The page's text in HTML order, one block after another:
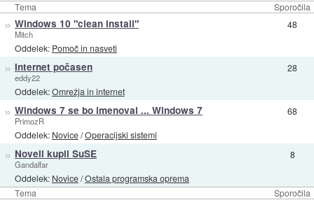
Tema Sporočila
Tema Sporočila
» Windows 10 "clean install"
Mitch
Oddelek: Pomoč in nasveti
48
» Internet počasen
eddy22
Oddelek:Omrežja in internet
28
» Windows 7 se bo imenoval ... Windows 7
PrimozR
Oddelek: Novice/Operacijski sistemi
68
» Novell kupil SuSE
Gandalfar
Oddelek: Novice/Ostala programska oprema
8